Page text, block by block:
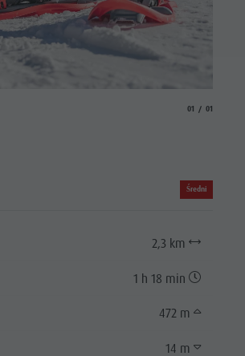
01 01
Średni
2,3 km
1 h 18 min
472 m
14 m